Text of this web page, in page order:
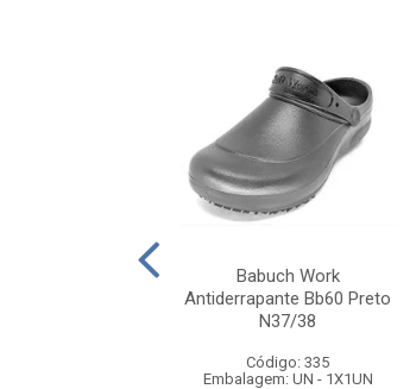
Babuch Work
Antiderrapante Bb60 Preto
N37/38
Código: 335
Embalagem: UN - 1X1UN